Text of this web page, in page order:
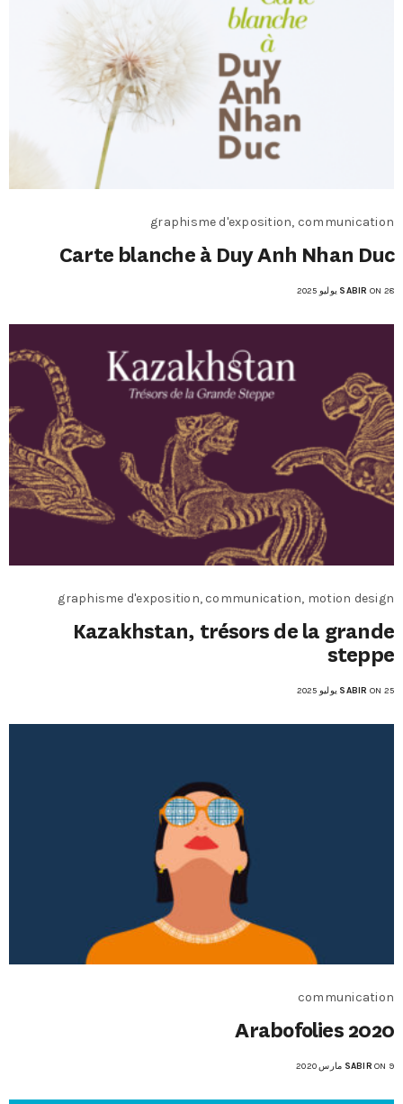
graphisme d'exposition, communication
Carte blanche à Duy Anh Nhan Duc
SABIR ON 28 يوليو 2025
graphisme d'exposition, communication, motion design
Kazakhstan, trésors de la grande
steppe
SABIR ON 25 يوليو 2025
communication
Arabofolies 2020
SABIR ON 9 مارس 2020